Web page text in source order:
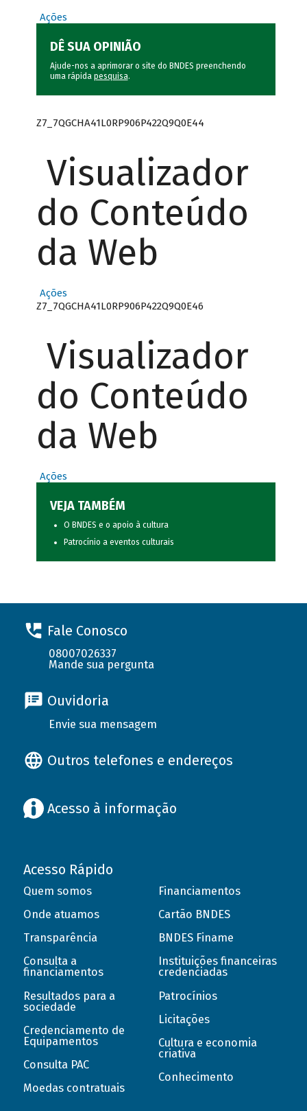
Ações
DÊ SUA OPINIÃO
Ajude-nos a aprimorar o site do BNDES preenchendo
uma rápida pesquisa.
Z7_7QGCHA41L0RP906P422Q9Q0E44
Visualizador
do Conteúdo
da Web
Ações
Z7_7QGCHA41L0RP906P422Q9Q0E46
Visualizador
do Conteúdo
da Web
Ações
VEJA TAMBÉM
O BNDES e o apoio à cultura
Patrocínio a eventos culturais
Fale Conosco
08007026337
Mande sua pergunta
Ouvidoria
Envie sua mensagem
Outros telefones e endereços
Acesso à informação
Acesso Rápido
Quem somos
Onde atuamos
Transparência
Consulta a
financiamentos
Resultados para a
sociedade
Credenciamento de
Equipamentos
Consulta PAC
Moedas contratuais
Financiamentos
Cartão BNDES
BNDES Finame
Instituições financeiras
credenciadas
Patrocínios
Licitações
Cultura e economia
criativa
Conhecimento